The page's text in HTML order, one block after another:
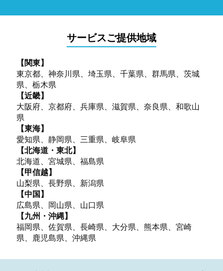
サービスご提供地域
【関東】
東京都、神奈川県、埼玉県、千葉県、群馬県、茨城
県、栃木県
【近畿】
大阪府、京都府、兵庫県、滋賀県、奈良県、和歌山
県
【東海】
愛知県、静岡県、三重県、岐阜県
【北海道・東北】
北海道、宮城県、福島県
【甲信越】
山梨県、長野県、新潟県
【中国】
広島県、岡山県、山口県
【九州・沖縄】
福岡県、佐賀県、長崎県、大分県、熊本県、宮崎
県、鹿児島県、沖縄県